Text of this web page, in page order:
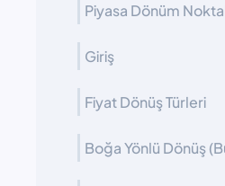
Giriş
Fiyat Dönüş Türleri